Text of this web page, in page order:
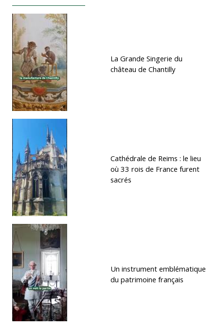
La Grande Singerie du
château de Chantilly
Cathédrale de Reims : le lieu
où 33 rois de France furent
sacrés
Un instrument emblématique
du patrimoine français